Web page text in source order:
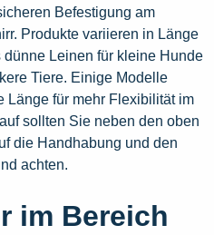
Befestigung am
Produkte variieren in Länge
dünne Leinen für kleine Hunde
Tiere. Einige Modelle
Länge für mehr Flexibilität im
sollten Sie neben den oben
die Handhabung und den
achten.
im Bereich